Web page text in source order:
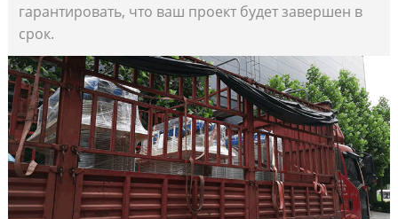
гарантировать, что ваш проект будет завершен в
срок.